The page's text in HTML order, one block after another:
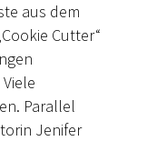
aus dem
Cutter“
Parallel
Jenifer